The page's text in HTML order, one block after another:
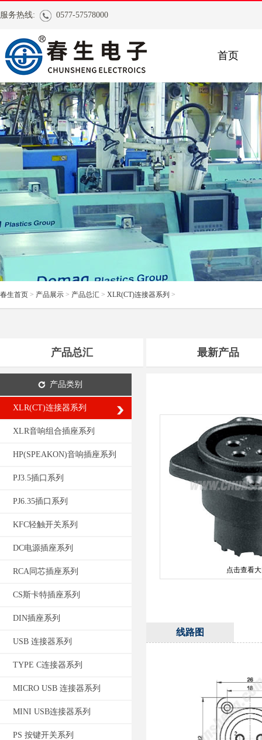
服务热线: 0577-57578000
首页
春生首页 > 产品展示 > 产品总汇 > XLR(CT)连接器系列 >
产品总汇 最新产品
产品类别
XLR(CT)连接器系列
XLR音响组合插座系列
HP(SPEAKON)音响插座系列
PJ3.5插口系列
PJ6.35插口系列
KFC轻触开关系列
DC电源插座系列
RCA同芯插座系列
CS斯卡特插座系列
DIN插座系列
USB 连接器系列
TYPE C连接器系列
MICRO USB 连接器系列
MINI USB连接器系列
PS 按键开关系列
点击查看
线路图